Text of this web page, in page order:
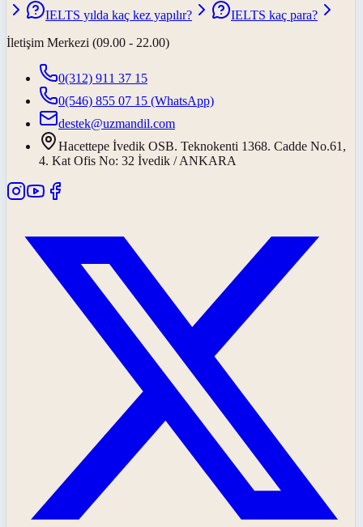
IELTS yılda kaç kez yapılır?
IELTS kaç para?
İletişim Merkezi (09.00 - 22.00)
0(312) 911 37 15
0(546) 855 07 15 (WhatsApp)
destek@uzmandil.com
Hacettepe İvedik OSB. Teknokenti 1368. Cadde No.61,
4. Kat Ofis No: 32 İvedik / ANKARA